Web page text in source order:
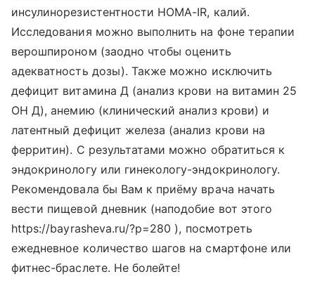
инсулинорезистентности HOMA-IR, калий.
Исследования можно выполнить на фоне терапии
верошпироном (заодно чтобы оценить
адекватность дозы). Также можно исключить
дефицит витамина Д (анализ крови на витамин 25
ОН Д), анемию (клинический анализ крови) и
латентный дефицит железа (анализ крови на
ферритин). С результатами можно обратиться к
эндокринологу или гинекологу-эндокринологу.
Рекомендовала бы Вам к приёму врача начать
вести пищевой дневник (наподобие вот этого
https://bayrasheva.ru/?p=280 ), посмотреть
ежедневное количество шагов на смартфоне или
фитнес-браслете. Не болейте!